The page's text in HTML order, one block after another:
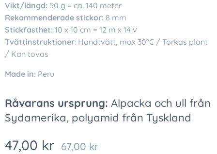
Vikt/längd: 50 g = ca. 140 meter
Rekommenderade stickor: 8 mm
Stickfasthet: 10 x 10 cm = 12 m x 14 v
Tvättinstruktioner: Handtvätt, max 30°C / Torkas plant
/ Kan tovas
Made in: Peru
Råvarans ursprung: Alpacka och ull från
Sydamerika, polyamid från Tyskland
47,00 kr 67,00kr